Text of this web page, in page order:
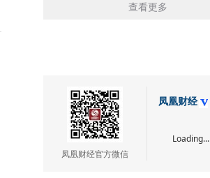
查看更多
凤凰财经官方微信
凤凰财经
Loading...